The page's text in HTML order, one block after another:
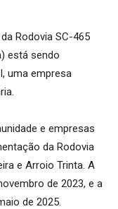
Rodovia SC-465
está sendo
uma empresa
e empresas
da Rodovia
e Arroio Trinta. A
de 2023, e a
de 2025.